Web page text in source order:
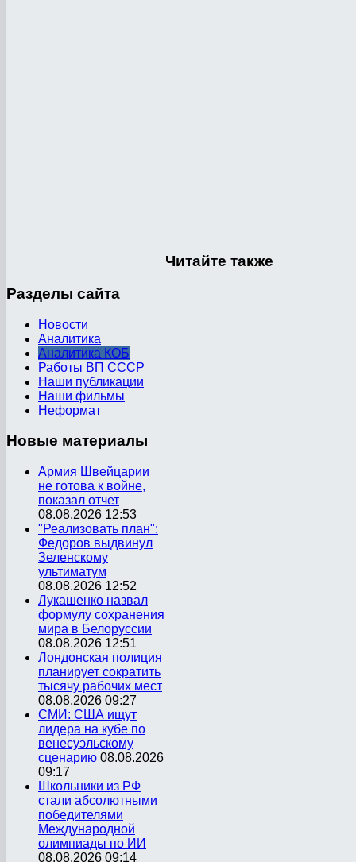
Читайте также
Разделы сайта
Новости
Аналитика
Аналитика КОБ
Работы ВП СССР
Наши публикации
Наши фильмы
Неформат
Новые материалы
Армия Швейцарии
не готова к войне,
показал отчет
08.08.2026 12:53
"Реализовать план":
Федоров выдвинул
Зеленскому
ультиматум
08.08.2026 12:52
Лукашенко назвал
формулу сохранения
мира в Белоруссии
08.08.2026 12:51
Лондонская полиция
планирует сократить
тысячу рабочих мест
08.08.2026 09:27
СМИ: США ищут
лидера на кубе по
венесуэльскому
сценарию 08.08.2026
09:17
Школьники из РФ
стали абсолютными
победителями
Международной
олимпиады по ИИ
08.08.2026 09:14